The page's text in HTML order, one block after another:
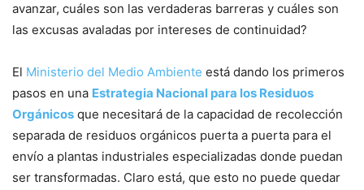
avanzar, cuáles son las verdaderas barreras y cuáles son
las excusas avaladas por intereses de continuidad?
El Ministerio del Medio Ambiente está dando los primeros
pasos en una Estrategia Nacional para los Residuos
Orgánicos que necesitará de la capacidad de recolección
separada de residuos orgánicos puerta a puerta para el
envío a plantas industriales especializadas donde puedan
ser transformadas. Claro está, que esto no puede quedar